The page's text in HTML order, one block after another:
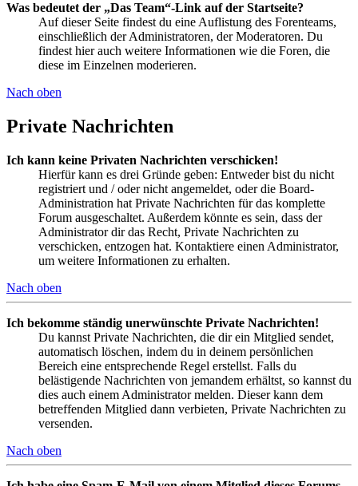
Was bedeutet der „Das Team“-Link auf der Startseite?
Auf dieser Seite findest du eine Auflistung des Forenteams,
einschließlich der Administratoren, der Moderatoren. Du
findest hier auch weitere Informationen wie die Foren, die
diese im Einzelnen moderieren.
Nach oben
Private Nachrichten
Ich kann keine Privaten Nachrichten verschicken!
Hierfür kann es drei Gründe geben: Entweder bist du nicht
registriert und / oder nicht angemeldet, oder die Board-
Administration hat Private Nachrichten für das komplette
Forum ausgeschaltet. Außerdem könnte es sein, dass der
Administrator dir das Recht, Private Nachrichten zu
verschicken, entzogen hat. Kontaktiere einen Administrator,
um weitere Informationen zu erhalten.
Nach oben
Ich bekomme ständig unerwünschte Private Nachrichten!
Du kannst Private Nachrichten, die dir ein Mitglied sendet,
automatisch löschen, indem du in deinem persönlichen
Bereich eine entsprechende Regel erstellst. Falls du
belästigende Nachrichten von jemandem erhältst, so kannst du
dies auch einem Administrator melden. Dieser kann dem
betreffenden Mitglied dann verbieten, Private Nachrichten zu
versenden.
Nach oben